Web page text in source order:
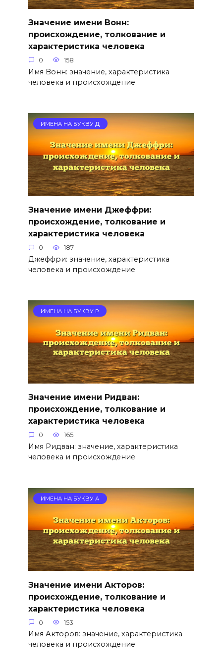
Значение имени Вонн:
происхождение, толкование и
характеристика человека
0 158
Имя Вонн: значение, характеристика
человека и происхождение
ИМЕНА НА БУКВУ Д
Значение имени Джеффри:
происхождение, толкование и
характеристика человека
0 187
Джеффри: значение, характеристика
человека и происхождение
ИМЕНА НА БУКВУ Р
Значение имени Ридван:
происхождение, толкование и
характеристика человека
0 165
Имя Ридван: значение, характеристика
человека и происхождение
ИМЕНА НА БУКВУ А
Значение имени Акторов:
происхождение, толкование и
характеристика человека
0 153
Имя Акторов: значение, характеристика
человека и происхождение